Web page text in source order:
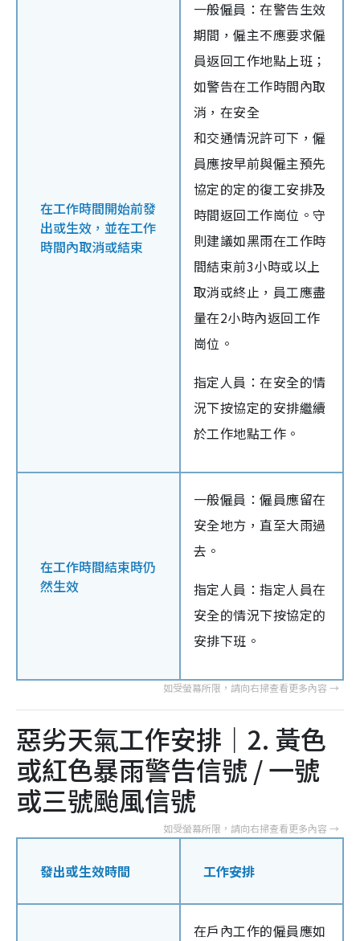
在工作時間開始前發
出或生效，並在工作
時間內取消或結束
一般僱員：在警告生效
期間，僱主不應要求僱
員返回工作地點上班；
如警告在工作時間內取
消，在安全
和交通情況許可下，僱
員應按早前與僱主預先
協定的定的復工安排及
時間返回工作崗位。守
則建議如黑雨在工作時
間結束前3小時或以上
取消或終止，員工應盡
量在2小時內返回工作
崗位。
指定人員：在安全的情
況下按協定的安排繼續
於工作地點工作。
在工作時間結束時仍
然生效
一般僱員：僱員應留在
安全地方，直至大雨過
去。
指定人員：指定人員在
安全的情況下按協定的
安排下班。
惡劣天氣工作安排｜2. 黃色
或紅色暴雨警告信號 / 一號
或三號颱風信號
發出或生效時間 工作安排
在戶內工作的僱員應如